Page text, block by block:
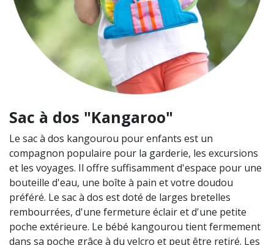
Sac à dos "Kangaroo"
Le sac à dos kangourou pour enfants est un
compagnon populaire pour la garderie, les excursions
et les voyages. Il offre suffisamment d'espace pour une
bouteille d'eau, une boîte à pain et votre doudou
préféré. Le sac à dos est doté de larges bretelles
rembourrées, d'une fermeture éclair et d'une petite
poche extérieure. Le bébé kangourou tient fermement
dans sa poche grâce à du velcro et peut être retiré. Les